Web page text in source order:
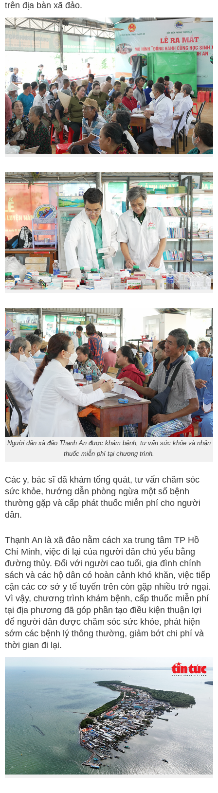
trên địa bàn xã đảo.
Người dân xã đảo Thạnh An được khám bệnh, tư vấn sức khỏe và nhận
thuốc miễn phí tại chương trình.
Các y, bác sĩ đã khám tổng quát, tư vấn chăm sóc
sức khỏe, hướng dẫn phòng ngừa một số bệnh
thường gặp và cấp phát thuốc miễn phí cho người
dân.
Thạnh An là xã đảo nằm cách xa trung tâm TP Hồ
Chí Minh, việc đi lại của người dân chủ yếu bằng
đường thủy. Đối với người cao tuổi, gia đình chính
sách và các hộ dân có hoàn cảnh khó khăn, việc tiếp
cận các cơ sở y tế tuyến trên còn gặp nhiều trở ngại.
Vì vậy, chương trình khám bệnh, cấp thuốc miễn phí
tại địa phương đã góp phần tạo điều kiện thuận lợi
để người dân được chăm sóc sức khỏe, phát hiện
sớm các bệnh lý thông thường, giảm bớt chi phí và
thời gian đi lại.